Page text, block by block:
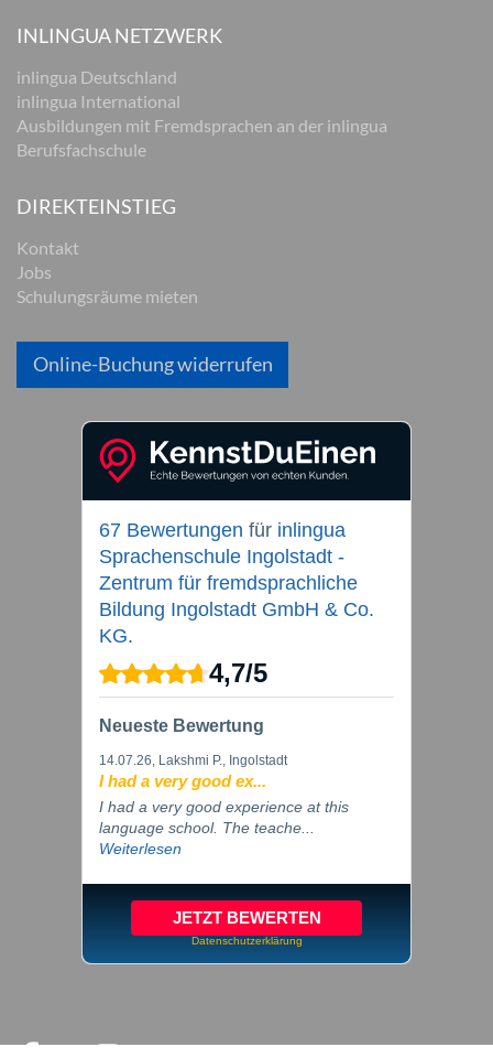
INLINGUA NETZWERK
inlingua Deutschland
inlingua International
Ausbildungen mit Fremdsprachen an der inlingua
Berufsfachschule
DIREKTEINSTIEG
Kontakt
Jobs
Schulungsräume mieten
Online-Buchung widerrufen
67 Bewertungen für inlingua
Sprachenschule Ingolstadt -
Zentrum für fremdsprachliche
Bildung Ingolstadt GmbH & Co.
KG.
4,7/5
Neueste Bewertung
14.07.26, Lakshmi P., Ingolstadt
I had a very good ex...
I had a very good experience at this
language school. The teache...
Weiterlesen
JETZT BEWERTEN
Datenschutzerklärung